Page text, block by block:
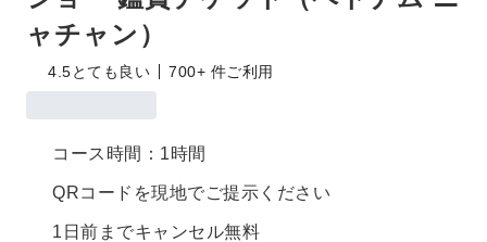
ャチャン）
4.5とても良い 700+ 件ご利用
コース時間：1時間
QRコードを現地でご提示ください
1日前までキャンセル無料